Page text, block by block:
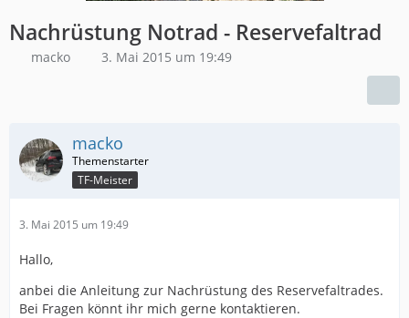
Nachrüstung Notrad - Reservefaltrad
macko 3. Mai 2015 um 19:49
macko
TF-Meister
3. Mai 2015 um 19:49
Hallo,
anbei die Anleitung zur Nachrüstung des Reservefaltrades.
Bei Fragen könnt ihr mich gerne kontaktieren.